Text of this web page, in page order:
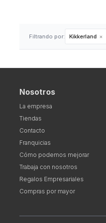
Filtrando por: Kikkerland
Nosotros
La empresa
Tiendas
Contacto
Franquicias
Cómo podemos mejorar
Trabaja con nosotros
Regalos Empresariales
Compras por mayor